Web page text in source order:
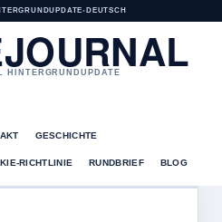
• DEUTSCH
HINTERGRUNDUPDATE
GESCHICHTE
RICHTLINIE RUNDBRIEF BLOG